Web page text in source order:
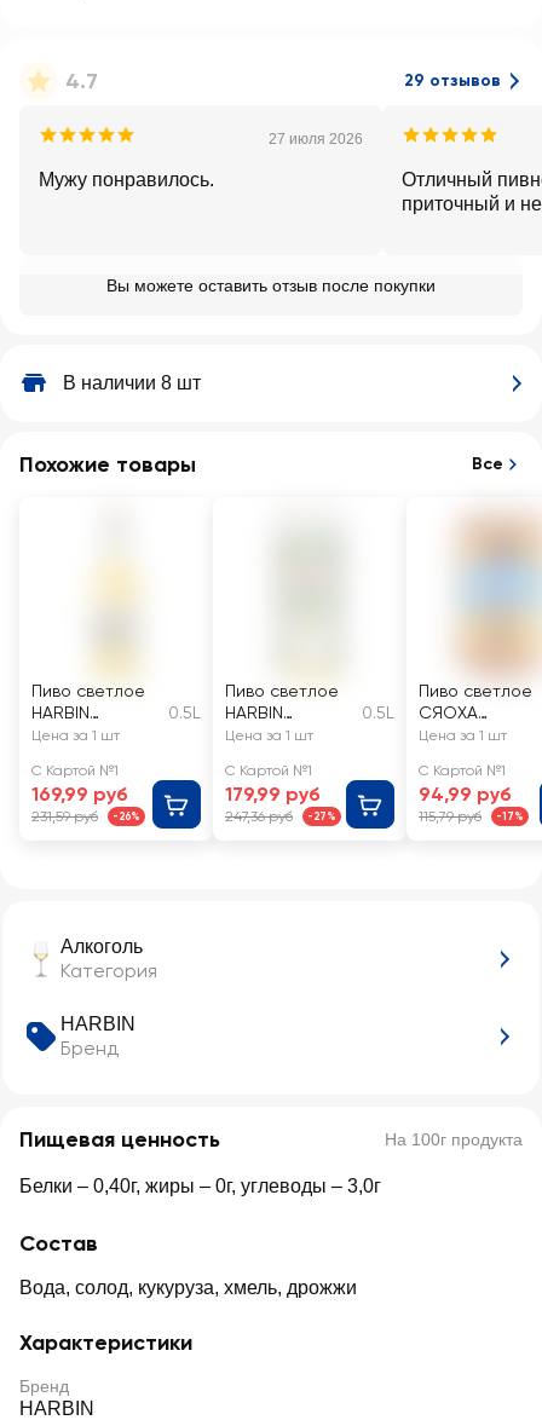
4.7 29 отзывов
27 июля 2026
Мужу понравилось.
Отличный
приточный и
Вы можете оставить отзыв после покупки
В наличии 8 шт
Алкоголь
Категория
HARBIN
Бренд
Пищевая ценность На 100г продукта
Белки – 0,40г, жиры – 0г, углеводы – 3,0г
Состав
Вода, солод, кукуруза, хмель, дрожжи
Характеристики
Бренд
HARBIN
Похожие товары Все
Пиво светлое
HARBIN
пшеничное
пастеризованн
ое 3,6%
0.5L
Цена за 1 шт
С Картой №1
169,99 руб
231,59 руб -26%
Пиво светлое
HARBIN
Премиум
пастеризованн
ое 5%
0.5L
Цена за 1 шт
С Картой №1
179,99 руб
247,36 руб -27%
Пиво светлое
СЯОХА
Пшеничное
ное 3,3%
Цена за 1 шт
С Картой №1
94,99 руб
115,79 руб -17%